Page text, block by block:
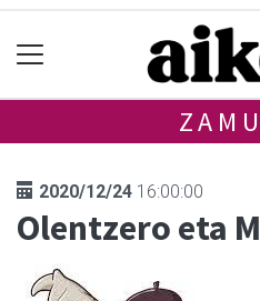
2020/12/24 16:00:00
Olentzero eta